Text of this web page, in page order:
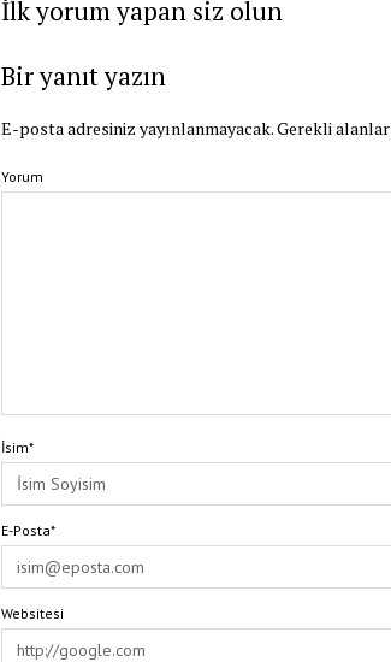
İlk yorum yapan siz olun
Bir yanıt yazın
E-posta adresiniz yayınlanmayacak.Gerekli alanlar
Yorum
İsim*
E-Posta*
Websitesi